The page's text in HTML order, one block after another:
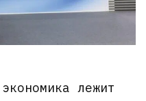
лежит